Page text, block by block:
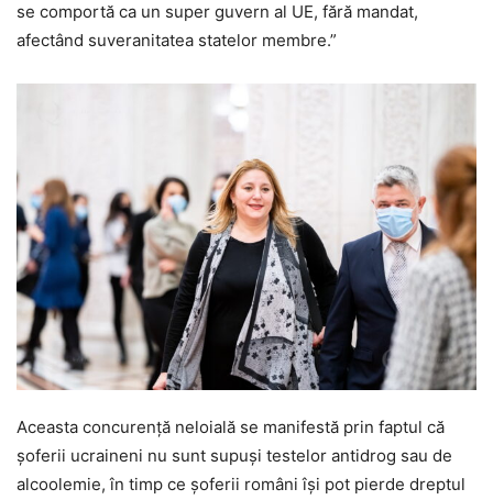
se comportă ca un super guvern al UE, fără mandat,
afectând suveranitatea statelor membre.”
Aceasta concurență neloială se manifestă prin faptul că
șoferii ucraineni nu sunt supuși testelor antidrog sau de
alcoolemie, în timp ce șoferii români își pot pierde dreptul